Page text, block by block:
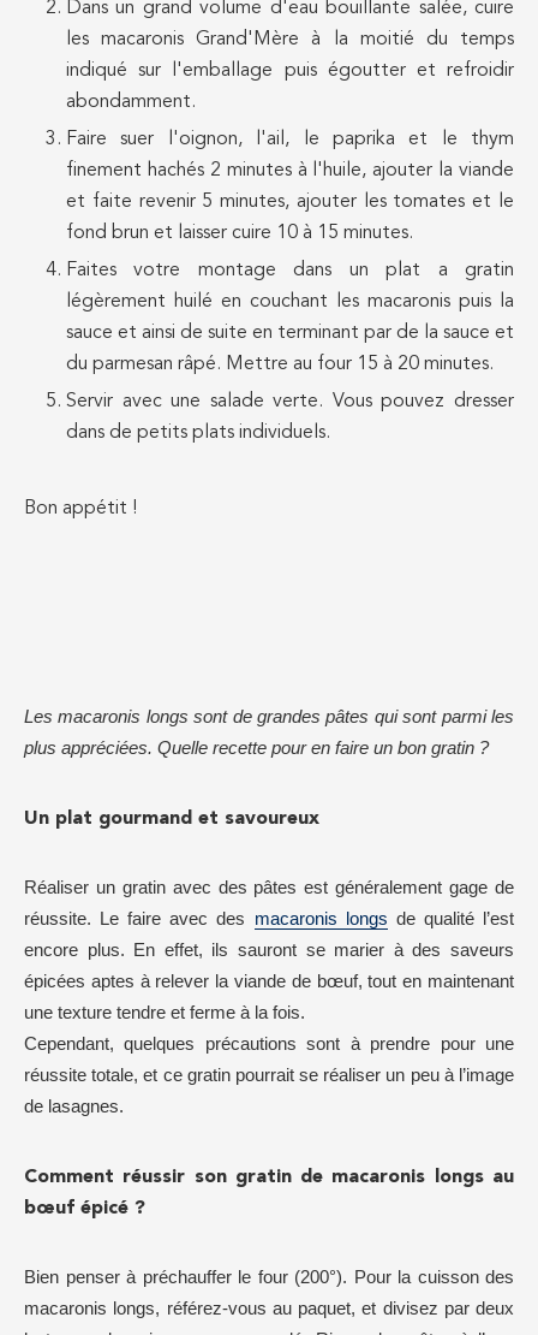
Dans un grand volume d'eau bouillante salée, cuire
les macaronis Grand'Mère à la moitié du temps
indiqué sur l'emballage puis égoutter et refroidir
abondamment.
Faire suer l'oignon, l'ail, le paprika et le thym
finement hachés 2 minutes à l'huile, ajouter la viande
et faite revenir 5 minutes, ajouter les tomates et le
fond brun et laisser cuire 10 à 15 minutes.
Faites votre montage dans un plat a gratin
légèrement huilé en couchant les macaronis puis la
sauce et ainsi de suite en terminant par de la sauce et
du parmesan râpé. Mettre au four 15 à 20 minutes.
Servir avec une salade verte. Vous pouvez dresser
dans de petits plats individuels.
Bon appétit !
Les macaronis longs sont de grandes pâtes qui sont parmi les
plus appréciées. Quelle recette pour en faire un bon gratin ?
Un plat gourmand et savoureux
Réaliser un gratin avec des pâtes est généralement gage de
réussite. Le faire avec des macaronis longs de qualité l’est
encore plus. En effet, ils sauront se marier à des saveurs
épicées aptes à relever la viande de bœuf, tout en maintenant
une texture tendre et ferme à la fois.
Cependant, quelques précautions sont à prendre pour une
réussite totale, et ce gratin pourrait se réaliser un peu à l’image
de lasagnes.
Comment réussir son gratin de macaronis longs au
bœuf épicé ?
Bien penser à préchauffer le four (200°). Pour la cuisson des
macaronis longs, référez-vous au paquet, et divisez par deux